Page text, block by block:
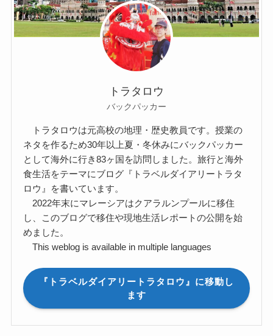
トラタロウ
バックパッカー
トラタロウは元高校の地理・歴史教員です。授業の
ネタを作るため30年以上夏・冬休みにバックパッカー
として海外に行き83ヶ国を訪問しました。旅行と海外
食生活をテーマにブログ『トラベルダイアリートラタ
ロウ』を書いています。
2022年末にマレーシアはクアラルンプールに移住
し、このブログで移住や現地生活レポートの公開を始
めました。
This weblog is available in multiple languages
『トラベルダイアリートラタロウ』に移動し
ます